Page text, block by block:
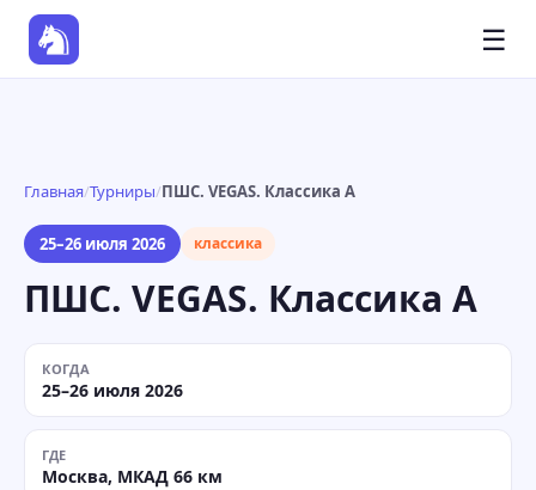
☰
Главная/Турниры/ПШС. VEGAS. Классика A
25–26 июля 2026 классика
ПШС. VEGAS. Классика A
КОГДА
25–26 июля 2026
ГДЕ
Москва, МКАД 66 км